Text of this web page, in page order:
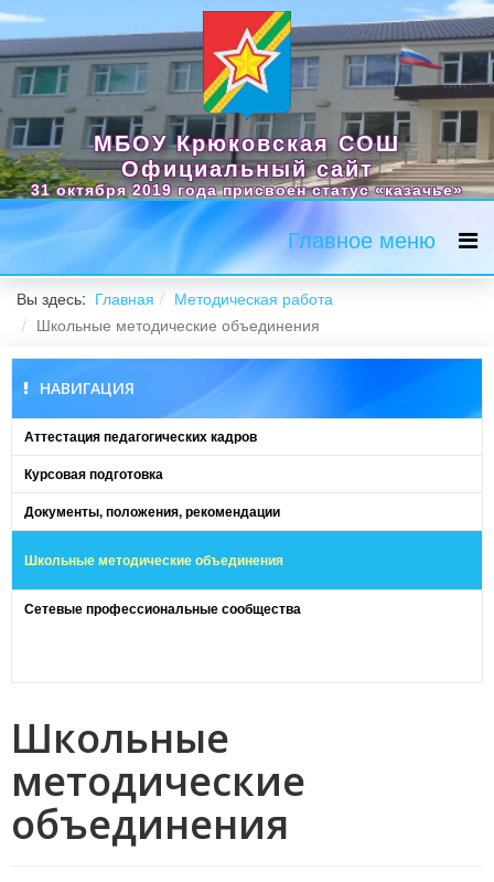
МБОУ Крюковская СОШ
Официальный сайт
31 октября 2019 года присвоен статус «казачье»
Главное меню
Вы здесь: Главная
Методическая работа
Школьные методические объединения
НАВИГАЦИЯ
Аттестация педагогических кадров
Курсовая подготовка
Документы, положения, рекомендации
Школьные методические объединения
Сетевые профессиональные сообщества
Школьные
методические
объединения